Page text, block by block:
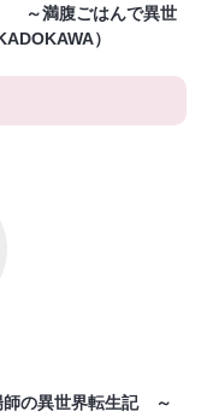
～満腹ごはんで異世
）
師の異世界転生記 ～